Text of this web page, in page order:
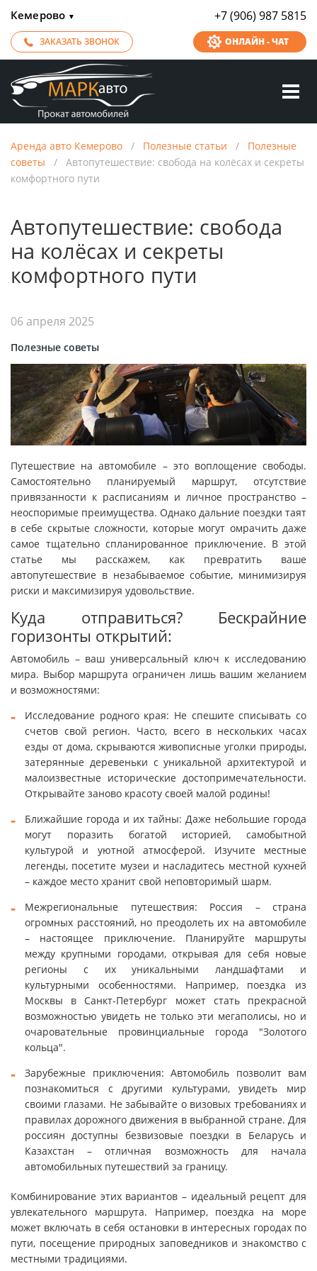
Кемерово ▼ +7 (906) 987 5815
ЗАКАЗАТЬ ЗВОНОК ОНЛАЙН - ЧАТ
Аренда авто Кемерово / Полезные статьи / Полезные
советы / Автопутешествие: свобода на колёсах и секреты
комфортного пути
Автопутешествие: свобода
на колёсах и секреты
комфортного пути
06 апреля 2025
Полезные советы
Путешествие на автомобиле – это воплощение свободы.
Самостоятельно планируемый маршрут, отсутствие
привязанности к расписаниям и личное пространство –
неоспоримые преимущества. Однако дальние поездки таят
в себе скрытые сложности, которые могут омрачить даже
самое тщательно спланированное приключение. В этой
статье мы расскажем, как превратить ваше
автопутешествие в незабываемое событие, минимизируя
риски и максимизируя удовольствие.
Куда отправиться? Бескрайние
горизонты открытий:
Автомобиль – ваш универсальный ключ к исследованию
мира. Выбор маршрута ограничен лишь вашим желанием
и возможностями:
Исследование родного края: Не спешите списывать со
счетов свой регион. Часто, всего в нескольких часах
езды от дома, скрываются живописные уголки природы,
затерянные деревеньки с уникальной архитектурой и
малоизвестные исторические достопримечательности.
Открывайте заново красоту своей малой родины!
Ближайшие города и их тайны: Даже небольшие города
могут поразить богатой историей, самобытной
культурой и уютной атмосферой. Изучите местные
легенды, посетите музеи и насладитесь местной кухней
– каждое место хранит свой неповторимый шарм.
Межрегиональные путешествия: Россия – страна
огромных расстояний, но преодолеть их на автомобиле
– настоящее приключение. Планируйте маршруты
между крупными городами, открывая для себя новые
регионы с их уникальными ландшафтами и
культурными особенностями. Например, поездка из
Москвы в Санкт-Петербург может стать прекрасной
возможностью увидеть не только эти мегаполисы, но и
очаровательные провинциальные города "Золотого
кольца".
Зарубежные приключения: Автомобиль позволит вам
познакомиться с другими культурами, увидеть мир
своими глазами. Не забывайте о визовых требованиях и
правилах дорожного движения в выбранной стране. Для
россиян доступны безвизовые поездки в Беларусь и
Казахстан – отличная возможность для начала
автомобильных путешествий за границу.
Комбинирование этих вариантов – идеальный рецепт для
увлекательного маршрута. Например, поездка на море
может включать в себя остановки в интересных городах по
пути, посещение природных заповедников и знакомство с
местными традициями.